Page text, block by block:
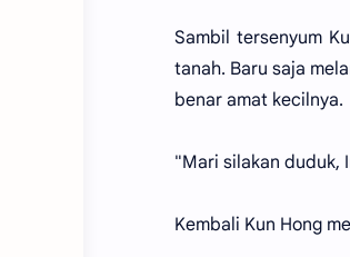
Sambil tersenyum
tanah. Baru saja
benar amat kecilnya.
"Mari silakan duduk,
Kembali Kun Hong